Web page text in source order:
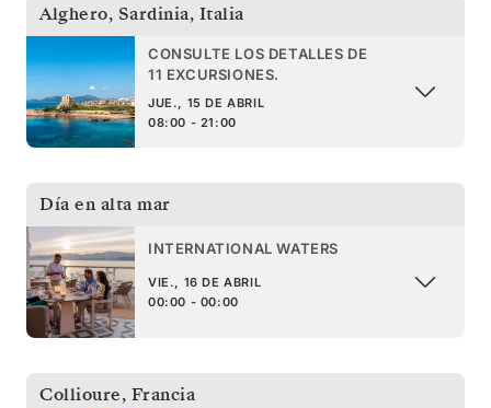
Alghero, Sardinia, Italia
CONSULTE LOS DETALLES DE
11 EXCURSIONES.
JUE., 15 DE ABRIL
08:00 - 21:00
Día en alta mar
INTERNATIONAL WATERS
VIE., 16 DE ABRIL
00:00 - 00:00
Collioure, Francia